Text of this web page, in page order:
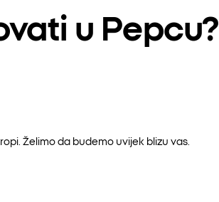
u Pepcu?
Želimo da budemo uvijek blizu vas.